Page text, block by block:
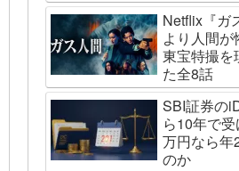
Netflix『ガ
より人間
東宝特撮を
た全8話
SBI証券の
ら10年で
万円なら年
のか